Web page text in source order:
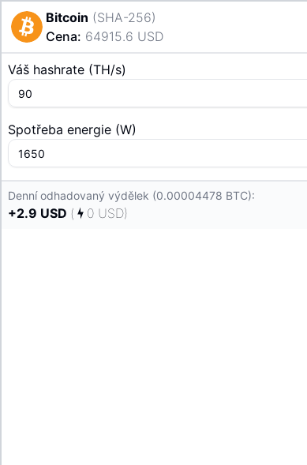
Bitcoin (SHA-256)
Cena: 64915.6 USD
Váš hashrate (TH/s)
Spotřeba energie (W)
Denní odhadovaný výdělek (0.00004478 BTC):
+2.9 USD ( 0 USD)